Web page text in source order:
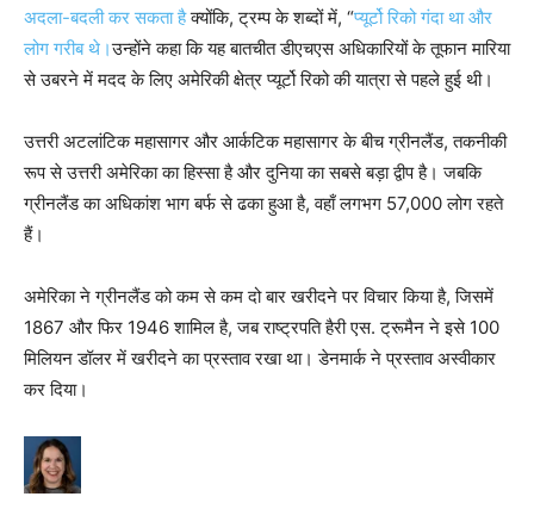
अदला-बदली कर सकता हैक्योंकि, ट्रम्प के शब्दों में, “प्यूर्टो रिको गंदा था और
लोग गरीब थे।उन्होंने कहा कि यह बातचीत डीएचएस अधिकारियों के तूफान मारिया
से उबरने में मदद के लिए अमेरिकी क्षेत्र प्यूर्टो रिको की यात्रा से पहले हुई थी।
उत्तरी अटलांटिक महासागर और आर्कटिक महासागर के बीच ग्रीनलैंड, तकनीकी
रूप से उत्तरी अमेरिका का हिस्सा है और दुनिया का सबसे बड़ा द्वीप है। जबकि
ग्रीनलैंड का अधिकांश भाग बर्फ से ढका हुआ है, वहाँ लगभग 57,000 लोग रहते
हैं।
अमेरिका ने ग्रीनलैंड को कम से कम दो बार खरीदने पर विचार किया है, जिसमें
1867 और फिर 1946 शामिल है, जब राष्ट्रपति हैरी एस. ट्रूमैन ने इसे 100
मिलियन डॉलर में खरीदने का प्रस्ताव रखा था। डेनमार्क ने प्रस्ताव अस्वीकार
कर दिया।